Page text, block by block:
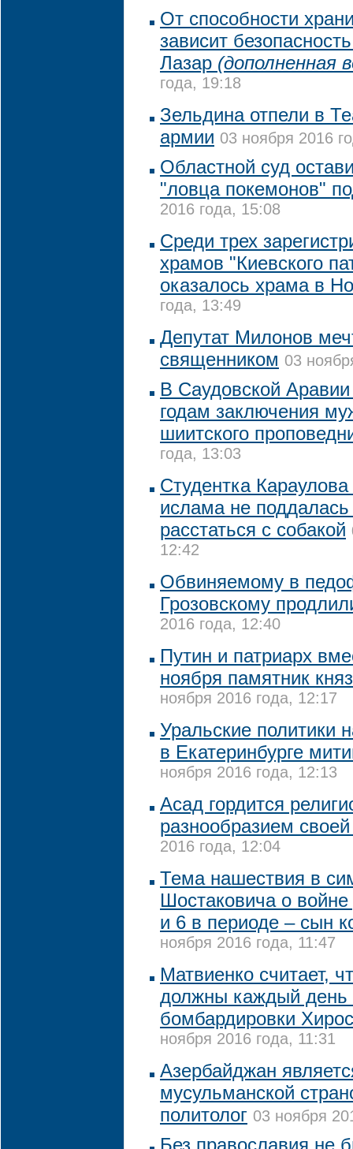
От способности
зависит
Лазар (дополненная
года, 19:18
Зельдина отпели в
армии 03 ноября 2016
Областной суд
"ловца покемонов"
2016 года, 15:08
Среди трех
храмов "Киевского
оказалось храма в
года, 13:49
Депутат Милонов
священником 03
В Саудовской
годам заключения
шиитского
года, 13:03
Студентка
ислама не поддалась
расстаться с собакой
12:42
Обвиняемому в
Грозовскому
2016 года, 12:40
Путин и патриарх
ноября памятник
ноября 2016 года, 12:17
Уральские политики
в Екатеринбурге
ноября 2016 года, 12:13
Асад гордится
разнообразием
2016 года, 12:04
Тема нашествия в
Шостаковича о
и 6 в периоде – сын
ноября 2016 года, 11:47
Матвиенко считает,
должны каждый день
бомбардировки
ноября 2016 года, 11:31
Азербайджан
мусульманской
политолог 03 ноября
Без православия не